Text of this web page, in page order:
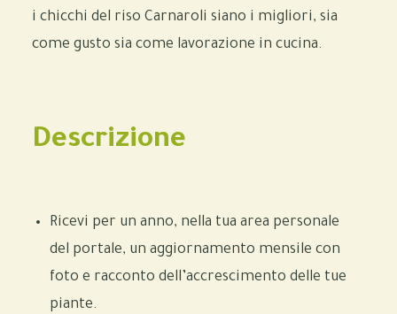
i chicchi del riso Carnaroli siano i migliori, sia
come gusto sia come lavorazione in cucina.
Descrizione
Ricevi per un anno, nella tua area personale
del portale, un aggiornamento mensile con
foto e racconto dell’accrescimento delle tue
piante.